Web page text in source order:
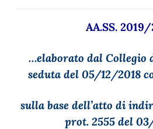
AA.SS.
…elaborato dal Collegio
seduta del 05/12/2018
sulla base dell’atto di
prot. 2555 del